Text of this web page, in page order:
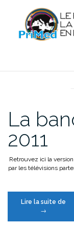
contenu
La
2011
Retrouvez ici la
par les télévisions
Lire la suite de
→